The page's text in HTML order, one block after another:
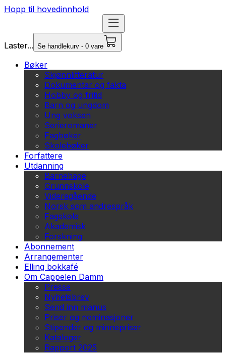
Hopp til hovedinnhold
Laster... Se handlekurv - 0 vare
Bøker
Skjønnlitteratur
Dokumentar og fakta
Hobby og fritid
Barn og ungdom
Ung voksen
Serieromaner
Fagbøker
Skolebøker
Forfattere
Utdanning
Barnehage
Grunnskole
Videregående
Norsk som andrespråk
Fagskole
Akademisk
Forskning
Abonnement
Arrangementer
Elling bokkafé
Om Cappelen Damm
Presse
Nyhetsbrev
Send inn manus
Priser og nominasjoner
Stipender og minnepriser
Kataloger
Rapport 2025